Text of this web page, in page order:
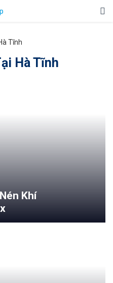
Tĩnh
Hà Tĩnh
Khí